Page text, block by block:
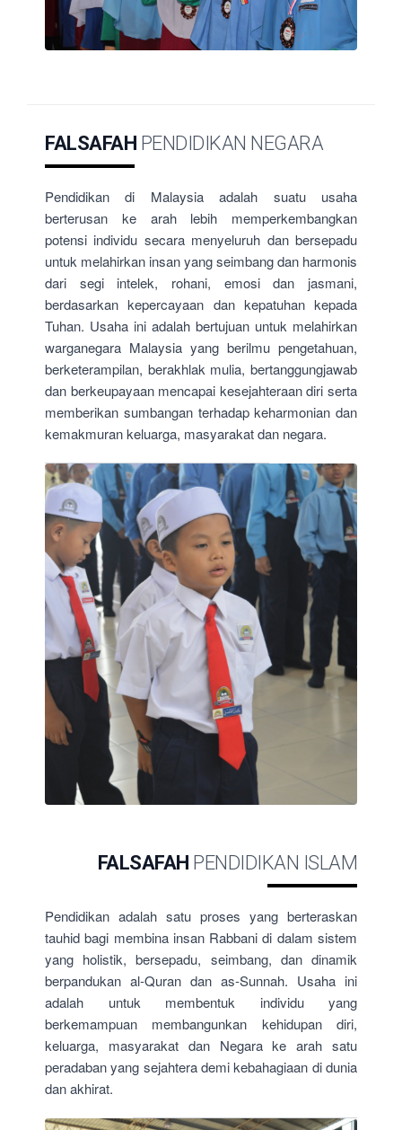
FALSAFAH PENDIDIKAN NEGARA
Pendidikan di Malaysia adalah suatu usaha
berterusan ke arah lebih memperkembangkan
potensi individu secara menyeluruh dan bersepadu
untuk melahirkan insan yang seimbang dan harmonis
dari segi intelek, rohani, emosi dan jasmani,
berdasarkan kepercayaan dan kepatuhan kepada
Tuhan. Usaha ini adalah bertujuan untuk melahirkan
warganegara Malaysia yang berilmu pengetahuan,
berketerampilan, berakhlak mulia, bertanggungjawab
dan berkeupayaan mencapai kesejahteraan diri serta
memberikan sumbangan terhadap keharmonian dan
kemakmuran keluarga, masyarakat dan negara.
FALSAFAH PENDIDIKAN ISLAM
Pendidikan adalah satu proses yang berteraskan
tauhid bagi membina insan Rabbani di dalam sistem
yang holistik, bersepadu, seimbang, dan dinamik
berpandukan al-Quran dan as-Sunnah. Usaha ini
adalah untuk membentuk individu yang
berkemampuan membangunkan kehidupan diri,
keluarga, masyarakat dan Negara ke arah satu
peradaban yang sejahtera demi kebahagiaan di dunia
dan akhirat.